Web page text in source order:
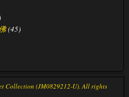
(45)
Collection (JM0829212-U). All rights